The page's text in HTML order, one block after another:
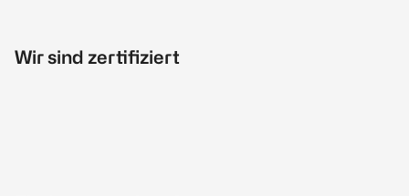
Wir sind zertifiziert